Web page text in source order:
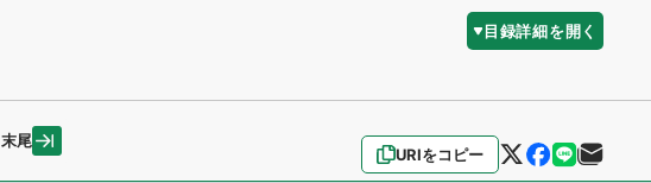
目録詳細を開く
URIをコピー
末尾